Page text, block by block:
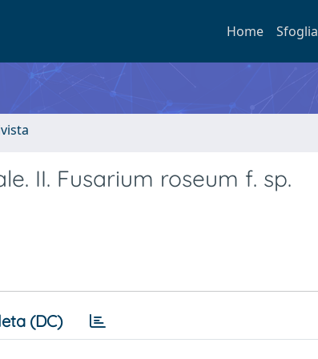
Home Sfoglia
II. Fusarium roseum f. sp.
(DC)